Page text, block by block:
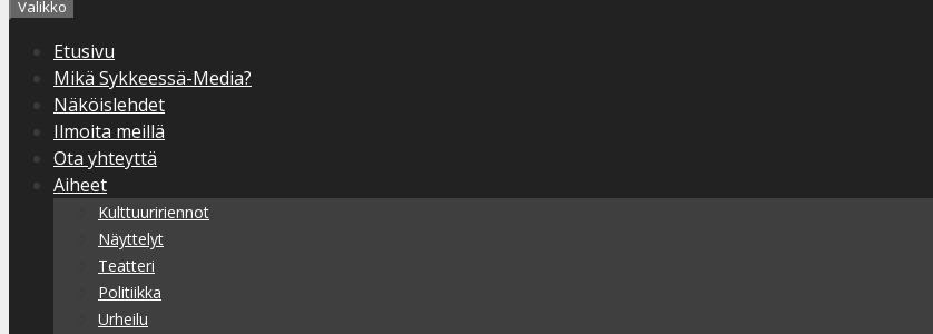
Valikko
Etusivu
Mikä Sykkeessä-Media?
Näköislehdet
Ilmoita meillä
Ota yhteyttä
Aiheet
Kulttuuririennot
Näyttelyt
Teatteri
Politiikka
Urheilu